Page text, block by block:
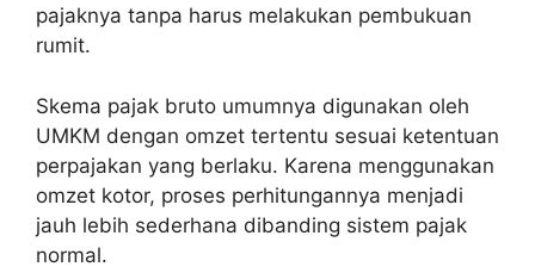
pajaknya tanpa harus melakukan pembukuan
rumit.
Skema pajak bruto umumnya digunakan oleh
UMKM dengan omzet tertentu sesuai ketentuan
perpajakan yang berlaku. Karena menggunakan
omzet kotor, proses perhitungannya menjadi
jauh lebih sederhana dibanding sistem pajak
normal.